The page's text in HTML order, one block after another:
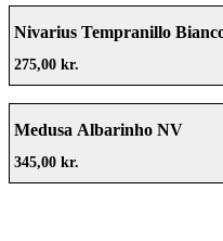
Nivarius Tempranillo
275,00 kr.
Medusa Albarinho NV
345,00 kr.